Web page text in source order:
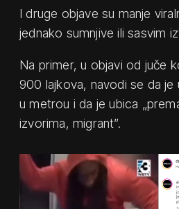
I druge objave su manje
jednako sumnjive ili sasvim
Na primer, u objavi od juče
900 lajkova, navodi se da je
u metrou i da je ubica
izvorima, migrant”.